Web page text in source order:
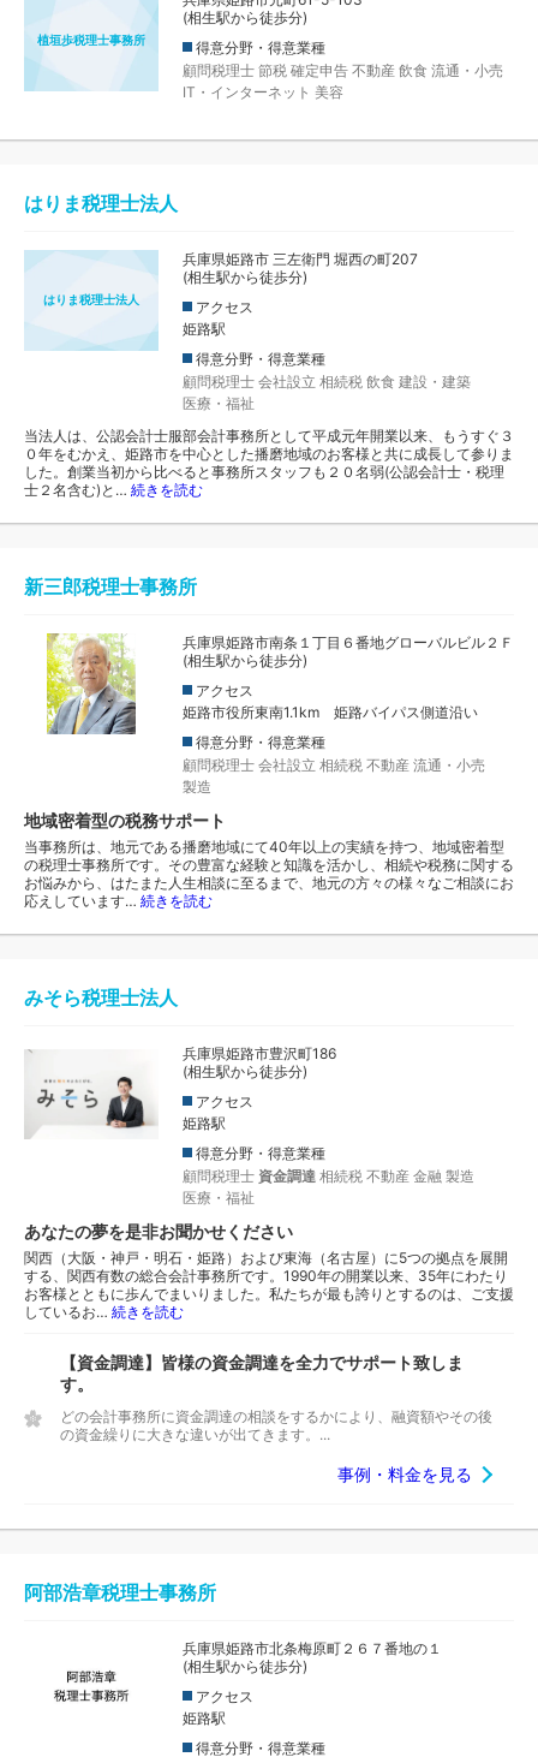
植垣歩税理士事務所
(相生駅から徒歩分)
得意分野・得意業種
顧問税理士 節税 確定申告 不動産 飲食 流通・小売
IT・インターネット 美容
はりま税理士法人
はりま税理士法人
兵庫県姫路市 三左衛門 堀西の町207
(相生駅から徒歩分)
アクセス
姫路駅
得意分野・得意業種
顧問税理士 会社設立 相続税 飲食 建設・建築
医療・福祉
当法人は、公認会計士服部会計事務所として平成元年開業以来、もうすぐ３
０年をむかえ、姫路市を中心とした播磨地域のお客様と共に成長して参りま
した。創業当初から比べると事務所スタッフも２０名弱(公認会計士・税理
士２名含む)と… 続きを読む
新三郎税理士事務所
兵庫県姫路市南条１丁目６番地グローバルビル２Ｆ
(相生駅から徒歩分)
アクセス
姫路市役所東南1.1km 姫路バイパス側道沿い
得意分野・得意業種
顧問税理士 会社設立 相続税 不動産 流通・小売
製造
地域密着型の税務サポート
当事務所は、地元である播磨地域にて40年以上の実績を持つ、地域密着型
の税理士事務所です。その豊富な経験と知識を活かし、相続や税務に関する
お悩みから、はたまた人生相談に至るまで、地元の方々の様々なご相談にお
応えしています… 続きを読む
みそら税理士法人
兵庫県姫路市豊沢町186
(相生駅から徒歩分)
アクセス
姫路駅
得意分野・得意業種
顧問税理士 資金調達 相続税 不動産 金融 製造
医療・福祉
あなたの夢を是非お聞かせください
関西（大阪・神戸・明石・姫路）および東海（名古屋）に5つの拠点を展開
する、関西有数の総合会計事務所です。1990年の開業以来、35年にわたり
お客様とともに歩んでまいりました。私たちが最も誇りとするのは、ご支援
しているお… 続きを読む
【資金調達】皆様の資金調達を全力でサポート致しま
す。
どの会計事務所に資金調達の相談をするかにより、融資額やその後
の資金繰りに大きな違いが出てきます。...
事例・料金を見る
阿部浩章税理士事務所
兵庫県姫路市北条梅原町２６７番地の１
(相生駅から徒歩分)
アクセス
姫路駅
得意分野・得意業種